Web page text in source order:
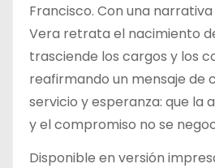
Francisco. Con una
Vera retrata el nacimiento
trasciende los cargos y los
reafirmando un mensaje de
servicio y esperanza: que la
y el compromiso no se
Disponible en versión